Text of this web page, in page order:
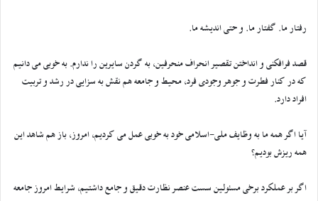
رفتار ما. گفتار ما. و حتی اندیشه ما.
قصد فرافکنی و انداختن تقصیر انحراف منحرفین، به گردن سایرین را ندارم. به خوبی می دانیم
که در کنار فطرت و جوهر وجودی فرد، محیط و جامعه هم نقش به سزایی در رشد و تربیت
افراد دارد.
آیا اگر همه ما به وظایف ملی-اسلامی خود به خوبی عمل می کردیم، امروز، باز هم شاهد این
همه ریزش بودیم؟
اگر بر عملکرد برخی مسئولین سست عنصر نظارت دقیق و جامع داشتیم، شرایط امروز جامعه